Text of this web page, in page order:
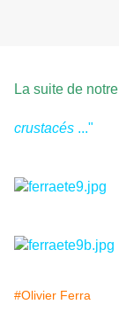
La suite de
crustacés ..."
#Olivier Ferra